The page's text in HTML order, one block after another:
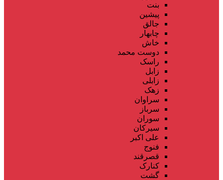
بنت
پیشین
جالق
چابهار
خاش
دوست محمد
راسک
زابل
زابلی
زهک
سراوان
سرباز
سوران
سیرکان
علی اکبر
فنوج
قصرقند
کنارک
گشت